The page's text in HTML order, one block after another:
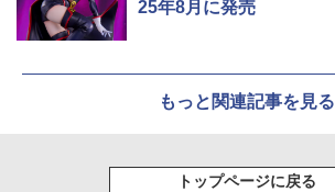
25年8月に発売
もっと関連記事を見る
トップページに戻る